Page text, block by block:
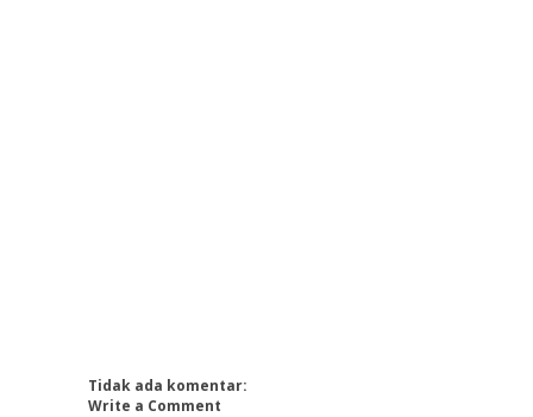
Tidak ada komentar:
Write a Comment